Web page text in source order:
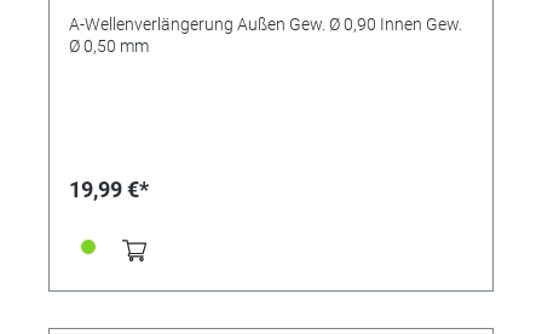
A-Wellenverlängerung Außen Gew. Ø 0,90 Innen Gew.
Ø 0,50 mm
19,99 €*